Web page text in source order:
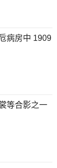
病房中 1909
等合影之一